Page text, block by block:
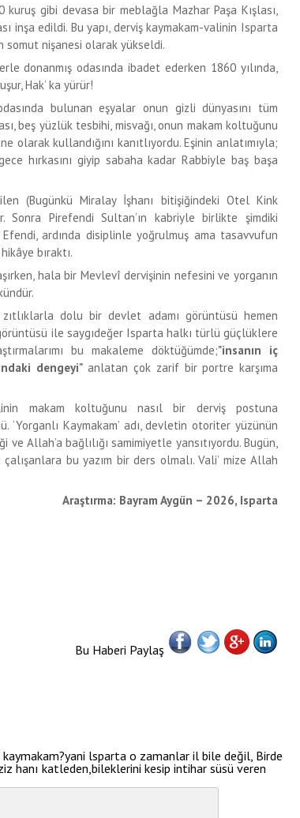
gibi devasa bir meblağla Mazhar Paşa Kışlası,
inşa edildi. Bu yapı, derviş kaymakam-valinin Isparta
somut nişanesi olarak yükseldi.
donanmış odasında ibadet ederken 1860 yılında,
Hak’ ka yürür!
bulunan eşyalar onun gizli dünyasını tüm
beş yüzlük tesbihi, misvağı, onun makam koltuğunu
olarak kullandığını kanıtlıyordu. Eşinin anlatımıyla;
hırkasını giyip sabaha kadar Rabbiyle baş başa
(Bugünkü Miralay İşhanı bitişiğindeki Otel Kink
Sonra Pirefendi Sultan’ın kabriyle birlikte şimdiki
ardında disiplinle yoğrulmuş ama tasavvufun
bıraktı.
hala bir Mevlevî dervişinin nefesini ve yorganın
zıtlıklarla dolu bir devlet adamı görüntüsü hemen
ile saygıdeğer Isparta halkı türlü güçlüklere
bu makaleme döktüğümde;"insanın iç
dengeyi"anlatan çok zarif bir portre karşıma
makam koltuğunu nasıl bir derviş postuna
Kaymakam’ adı, devletin otoriter yüzünün
Allah’a bağlılığı samimiyetle yansıtıyordu. Bugün,
bu yazım bir ders olmalı. Vali’ mize Allah
Araştırma: Bayram Aygün – 2026, Isparta
Bu Haberi Paylaş
lsparta o zamanlar il bile değil, Birde
hanı katleden,bileklerini kesip intihar süsü veren